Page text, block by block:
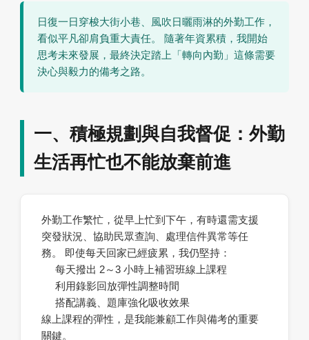
日復一日穿梭大街小巷、風吹日曬雨淋的外勤工作，
看似平凡卻肩負重大責任。 隨著年資累積，我開始
思考未來發展，最終決定踏上「轉向內勤」這條需要
決心與毅力的備考之路。
一、積極規劃與自我督促：外勤
生活再忙也不能放棄前進
外勤工作繁忙，從早上忙到下午，有時還需支援
突發狀況、協助民眾查詢、處理信件異常等任
務。 即使每天回家已經疲累，我仍堅持：
每天撥出 2～3 小時上補習班線上課程
利用錄影回放彈性調整時間
搭配講義、題庫強化吸收效果
線上課程的彈性，是我能兼顧工作與備考的重要
關鍵。